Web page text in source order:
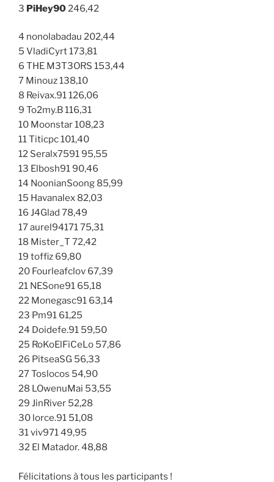
3 PiHey90246,42
4 nonolabadau 202,44
5 VladiCyrt 173,81
6 THE M3T3ORS 153,44
7 Minouz 138,10
8 Reivax.91 126,06
9 To2my.B 116,31
10 Moonstar 108,23
11 Titicpc 101,40
12 Seralx7591 95,55
13 Elbosh91 90,46
14 NoonianSoong 85,99
15 Havanalex 82,03
16 J4Glad 78,49
17 aurel94171 75,31
18 Mister_T 72,42
19 toffiz 69,80
20 Fourleafclov 67,39
21 NESone91 65,18
22 Monegasc91 63,14
23 Pm91 61,25
24 Doidefe.91 59,50
25 RoKoElFiCeLo 57,86
26 PitseaSG 56,33
27 Toslocos 54,90
28 LOwenuMai 53,55
29 JinRiver 52,28
30 lorce.91 51,08
31 viv971 49,95
32 El Matador. 48,88
Félicitations à tous les participants !